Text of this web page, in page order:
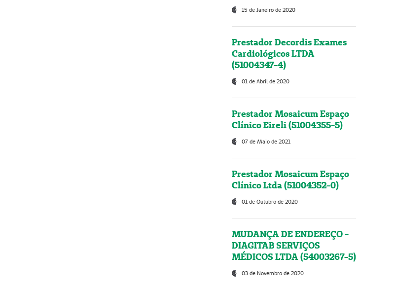
15 de Janeiro de 2020
Prestador Decordis Exames
Cardiológicos LTDA
(51004347-4)
01 de Abril de 2020
Prestador Mosaicum Espaço
Clínico Eireli (51004355-5)
07 de Maio de 2021
Prestador Mosaicum Espaço
Clínico Ltda (51004352-0)
01 de Outubro de 2020
MUDANÇA DE ENDEREÇO -
DIAGITAB SERVIÇOS
MÉDICOS LTDA (54003267-5)
03 de Novembro de 2020